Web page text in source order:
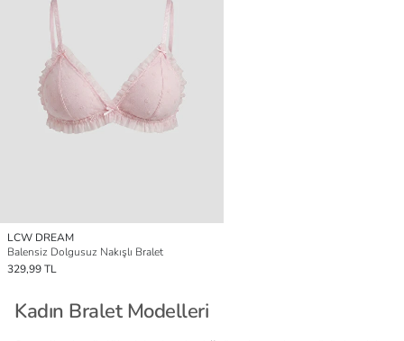
LCW DREAM
Balensiz Dolgusuz Nakışlı Bralet
329,99 TL
Kadın Bralet Modelleri